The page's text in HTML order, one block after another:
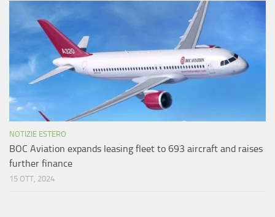
NOTIZIE ESTERO
BOC Aviation expands leasing fleet to 693 aircraft and raises
further finance
15 OTT, 2024